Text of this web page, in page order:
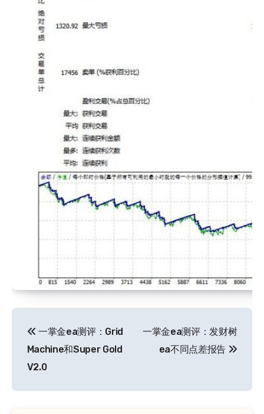
章
导
航
一掌金ea测评：Grid
Machine和Super Gold
V2.0
一掌金ea测评：发财树
ea不同点差报告